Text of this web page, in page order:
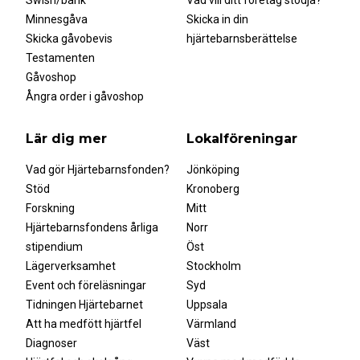
Amanda Karlgren
Verksamhetsberättelse 2022
Verksamhetsplan 2023
På grund av rådande situation med covid-19 så kommer vi
Årsmötet kommer att hållas söndagen den 20 mars
klockan 10:00. Samtliga medlemmar får ett mejl med
information om mötet samt möteslänk.
Här nedan kan du hitta några av årsmöteshandlingarna.
Dagordning 2022
Valberedningens förslag till styrelse 2022
Verksamhetsberättelse 2021
Valberedningens förslag till styrelse 2022
Minnesgåva
Skicka gåvobevis
Testamenten
Gåvoshop
Ångra order i gåvoshop
Skicka in din
hjärtebarnsberättelse
Lär dig mer
Vad gör Hjärtebarnsfonden?
Stöd
Forskning
Hjärtebarnsfondens årliga
stipendium
Lägerverksamhet
Event och föreläsningar
Tidningen Hjärtebarnet
Att ha medfött hjärtfel
Diagnoser
Lokalföreningar
Jönköping
Kronoberg
Mitt
Norr
Öst
Stockholm
Syd
Uppsala
Värmland
Väst